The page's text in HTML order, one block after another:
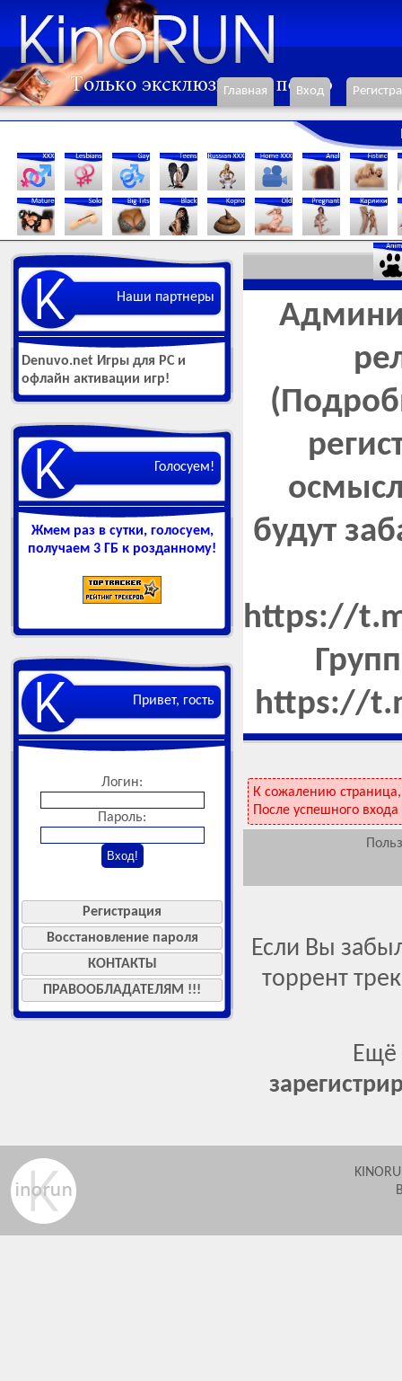
Главная Вход
Наши партнеры
Denuvo.net Игры для РС и
офлайн активации игр!
Голосуем!
Жмем раз в сутки, голосуем,
получаем 3 ГБ к розданному!
Привет, гость
Логин:
Пароль:
Регистрация
Восстановление пароля
КОНТАКТЫ
ПРАВООБЛАДАТЕЛЯМ !!!
будут
https://
https://
К сожалению
После успешного
Если Вы
торрент
Ещё